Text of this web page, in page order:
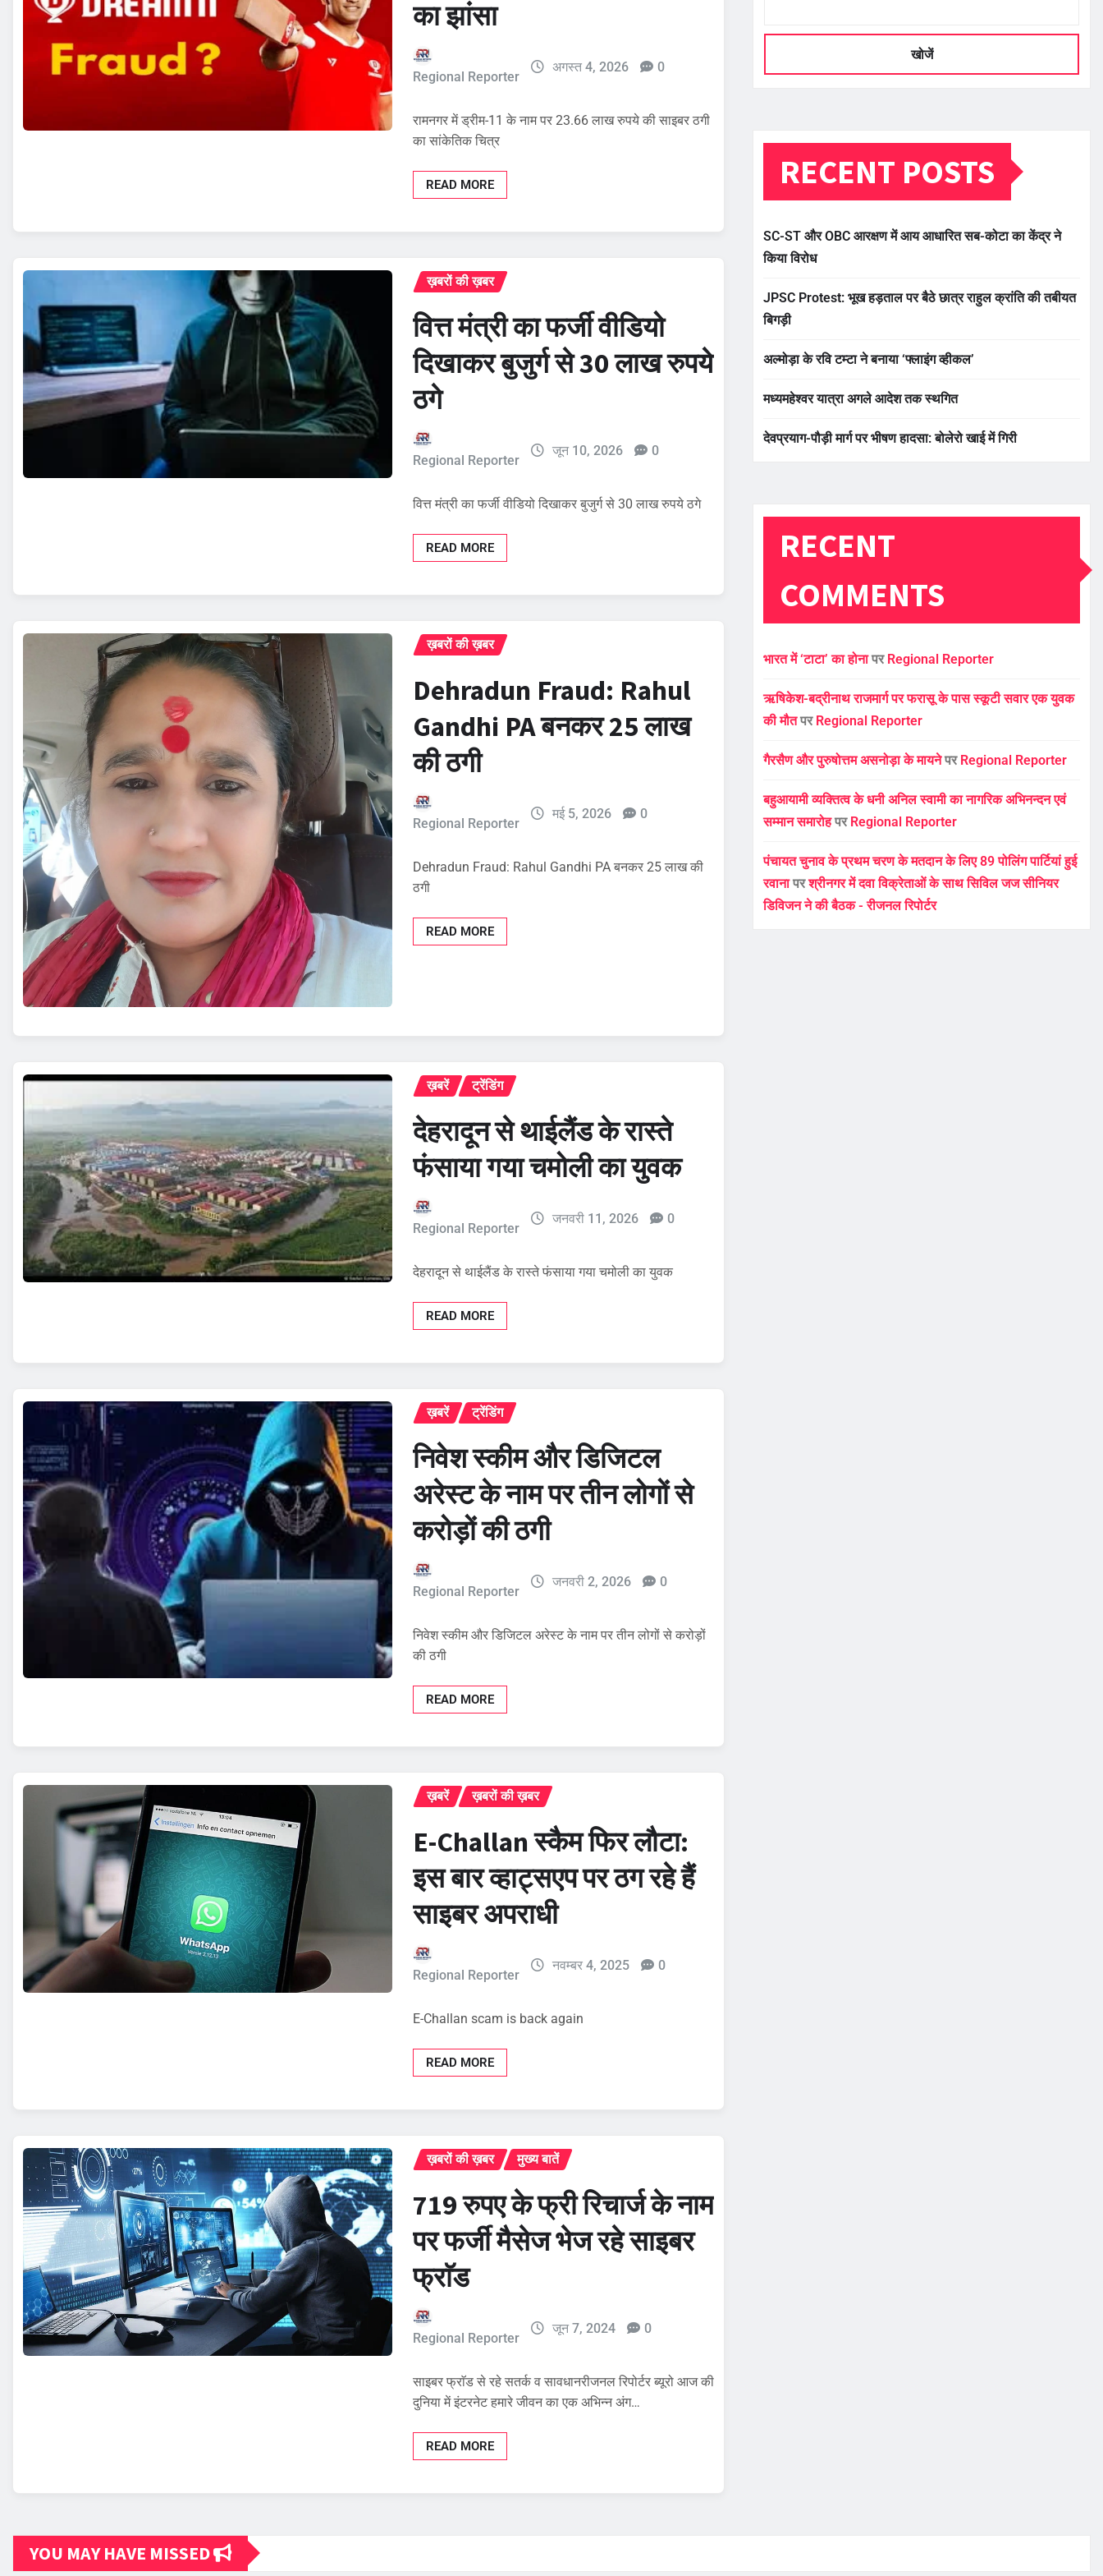
का झांसा
Regional Reporter
अगस्त 4, 2026 0
रामनगर में ड्रीम-11 के नाम पर 23.66 लाख रुपये की साइबर ठगी
का सांकेतिक चित्र
READ MORE
ख़बरों की ख़बर
वित्त मंत्री का फर्जी वीडियो
दिखाकर बुजुर्ग से 30 लाख रुपये
ठगे
Regional Reporter
जून 10, 2026 0
वित्त मंत्री का फर्जी वीडियो दिखाकर बुजुर्ग से 30 लाख रुपये ठगे
READ MORE
ख़बरों की ख़बर
Dehradun Fraud: Rahul
Gandhi PA बनकर 25 लाख
की ठगी
Regional Reporter
मई 5, 2026 0
Dehradun Fraud: Rahul Gandhi PA बनकर 25 लाख की
ठगी
READ MORE
ख़बरें ट्रेंडिंग
देहरादून से थाईलैंड के रास्ते
फंसाया गया चमोली का युवक
Regional Reporter
जनवरी 11, 2026 0
देहरादून से थाईलैंड के रास्ते फंसाया गया चमोली का युवक
READ MORE
ख़बरें ट्रेंडिंग
निवेश स्कीम और डिजिटल
अरेस्ट के नाम पर तीन लोगों से
करोड़ों की ठगी
Regional Reporter
जनवरी 2, 2026 0
निवेश स्कीम और डिजिटल अरेस्ट के नाम पर तीन लोगों से करोड़ों
की ठगी
READ MORE
ख़बरें ख़बरों की ख़बर
E-Challan स्कैम फिर लौटा:
इस बार व्हाट्सएप पर ठग रहे हैं
साइबर अपराधी
Regional Reporter
नवम्बर 4, 2025 0
E-Challan scam is back again
READ MORE
ख़बरों की ख़बर मुख्य बातें
719 रुपए के फ्री रिचार्ज के नाम
पर फर्जी मैसेज भेज रहे साइबर
फ्राॅड
Regional Reporter
जून 7, 2024 0
साइबर फ्राॅड से रहे सतर्क व सावधानरीजनल रिपोर्टर ब्यूरो आज की
दुनिया में इंटरनेट हमारे जीवन का एक अभिन्न अंग…
READ MORE
खोजें
RECENT POSTS
SC-ST और OBC आरक्षण में आय आधारित सब-कोटा का केंद्र ने
किया विरोध
JPSC Protest: भूख हड़ताल पर बैठे छात्र राहुल क्रांति की तबीयत
बिगड़ी
अल्मोड़ा के रवि टम्टा ने बनाया ‘फ्लाइंग व्हीकल’
मध्यमहेश्वर यात्रा अगले आदेश तक स्थगित
देवप्रयाग-पौड़ी मार्ग पर भीषण हादसा: बोलेरो खाई में गिरी
RECENT
COMMENTS
भारत में ‘टाटा’ का होनापर Regional Reporter
ऋषिकेश-बद्रीनाथ राजमार्ग पर फरासू के पास स्कूटी सवार एक युवक
की मौतपर Regional Reporter
गैरसैण और पुरुषोत्तम असनोड़ा के मायनेपर Regional Reporter
बहुआयामी व्यक्तित्व के धनी अनिल स्वामी का नागरिक अभिनन्दन एवं
सम्मान समारोहपर Regional Reporter
पंचायत चुनाव के प्रथम चरण के मतदान के लिए 89 पोलिंग पार्टियां हुई
रवानापरश्रीनगर में दवा विक्रेताओं के साथ सिविल जज सीनियर
डिविजन ने की बैठक - रीजनल रिपोर्टर
YOU MAY HAVE MISSED